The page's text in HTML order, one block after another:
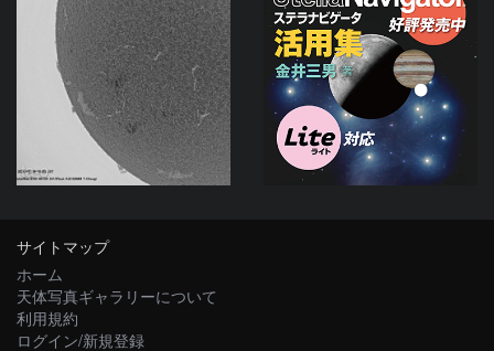
ta-o
サイトマップ
ホーム
天体写真ギャラリーについて
利用規約
ログイン/新規登録